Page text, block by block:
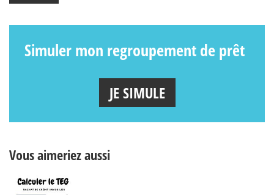
Simuler mon regroupement de prêt
JE SIMULE
Vous aimeriez aussi